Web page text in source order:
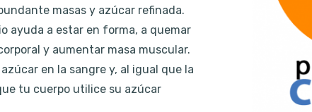
masas y azúcar refinada.
ayuda a estar en forma, a quemar
y aumentar masa muscular.
en la sangre y, al igual que la
tu cuerpo utilice su azúcar